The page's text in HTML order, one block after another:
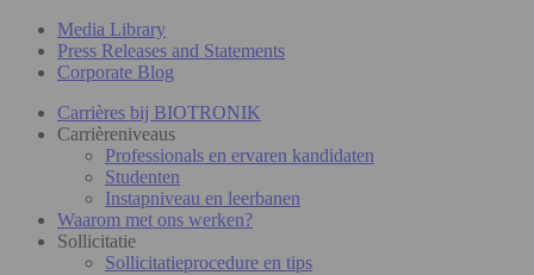
Media Library
Press Releases and Statements
Corporate Blog
Carrières bij BIOTRONIK
Carrièreniveaus
Professionals en ervaren kandidaten
Studenten
Instapniveau en leerbanen
Waarom met ons werken?
Sollicitatie
Sollicitatieprocedure en tips